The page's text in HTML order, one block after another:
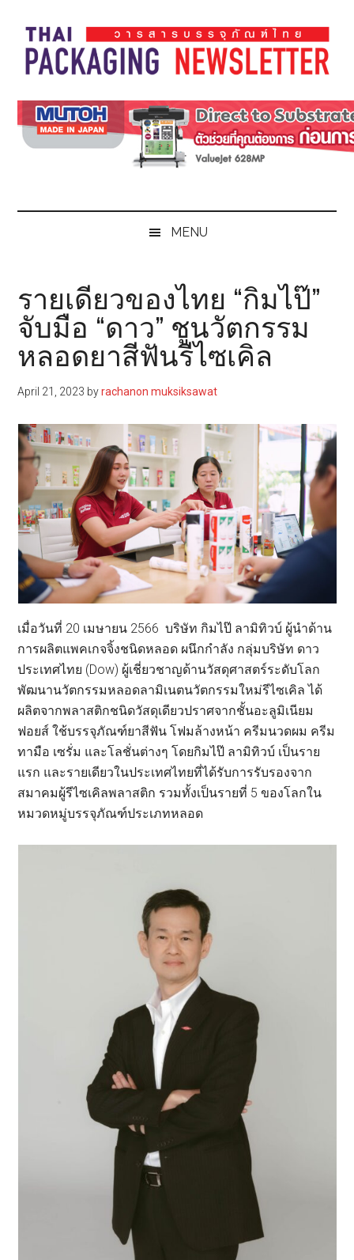
main
content
secondary
menu
primary
sidebar
footer
Thai
Pack
Magazine
Pack
Magazine
MENU
รายเดียวของไทย “กิมไป๊”
จับมือ “ดาว” ชูนวัตกรรม
หลอดยาสีฟันรีไซเคิล
April 21, 2023 byrachanon muksiksawat
เมื่อวันที่ 20 เมษายน 2566 บริษัท กิมไป๊ ลามิทิวบ์ ผู้นำด้าน
การผลิตแพคเกจจิ้งชนิดหลอด ผนึกกำลัง กลุ่มบริษัท ดาว
ประเทศไทย (Dow) ผู้เชี่ยวชาญด้านวัสดุศาสตร์ระดับโลก
พัฒนานวัตกรรมหลอดลามิเนตนวัตกรรมใหม่รีไซเคิล ได้
ผลิตจากพลาสติกชนิดวัสดุเดียวปราศจากชั้นอะลูมิเนียม
ฟอยส์ ใช้บรรจุภัณฑ์ยาสีฟัน โฟมล้างหน้า ครีมนวดผม ครีม
ทามือ เซรั่ม และโลชั่นต่างๆ โดยกิมไป๊ ลามิทิวบ์ เป็นราย
แรก และรายเดียวในประเทศไทยที่ได้รับการรับรองจาก
สมาคมผู้รีไซเคิลพลาสติก รวมทั้งเป็นรายที่ 5 ของโลกใน
หมวดหมู่บรรจุภัณฑ์ประเภทหลอด